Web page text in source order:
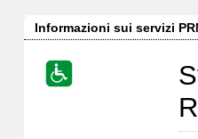
Informazioni sui servizi